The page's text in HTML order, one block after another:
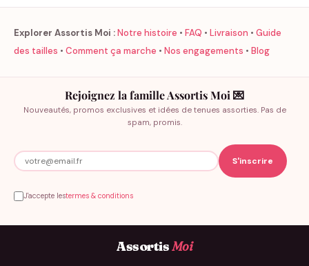
Explorer Assortis Moi :Notre histoire • FAQ • Livraison • Guide
des tailles • Comment ça marche • Nos engagements • Blog
Rejoignez la famille Assortis Moi 💌
Nouveautés, promos exclusives et idées de tenues assorties. Pas de
spam, promis.
J'accepte lestermes & conditions
AssortisMoi